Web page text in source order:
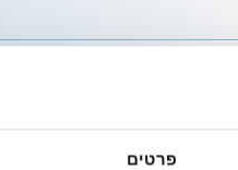
פרטים